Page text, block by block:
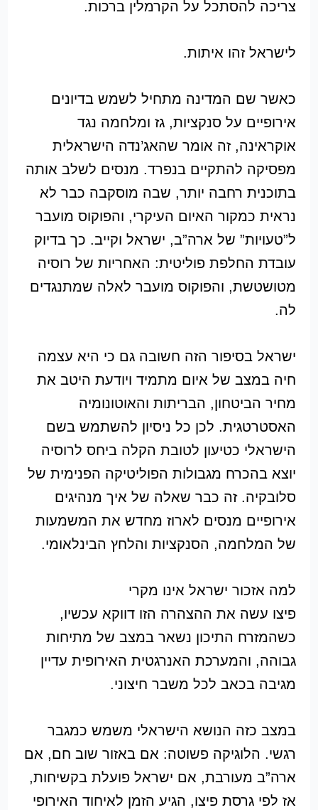
צריכה להסתכל על הקרמלין ברכות.
לישראל זהו איתות.
כאשר שם המדינה מתחיל לשמש בדיונים
אירופיים על סנקציות, גז ומלחמה נגד
אוקראינה, זה אומר שהאג’נדה הישראלית
מפסיקה להתקיים בנפרד. מנסים לשלב אותה
בתוכנית רחבה יותר, שבה מוסקבה כבר לא
נראית כמקור האיום העיקרי, והפוקוס מועבר
ל”טעויות” של ארה”ב, ישראל וקייב. כך בדיוק
עובדת החלפת פוליטית: האחריות של רוסיה
מטושטשת, והפוקוס מועבר לאלה שמתנגדים
לה.
ישראל בסיפור הזה חשובה גם כי היא עצמה
חיה במצב של איום מתמיד ויודעת היטב את
מחיר הביטחון, הבריתות והאוטונומיה
האסטרטגית. לכן כל ניסיון להשתמש בשם
הישראלי כטיעון לטובת הקלה ביחס לרוסיה
יוצא בהכרח מגבולות הפוליטיקה הפנימית של
סלובקיה. זה כבר שאלה של איך מנהיגים
אירופיים מנסים לארוז מחדש את המשמעות
של המלחמה, הסנקציות והלחץ הבינלאומי.
למה אזכור ישראל אינו מקרי
פיצו עשה את ההצהרה הזו דווקא עכשיו,
כשהמזרח התיכון נשאר במצב של מתיחות
גבוהה, והמערכת האנרגטית האירופית עדיין
מגיבה בכאב לכל משבר חיצוני.
במצב כזה הנושא הישראלי משמש כמגבר
רגשי. הלוגיקה פשוטה: אם באזור שוב חם, אם
ארה”ב מעורבת, אם ישראל פועלת בקשיחות,
אז לפי גרסת פיצו, הגיע הזמן לאיחוד האירופי